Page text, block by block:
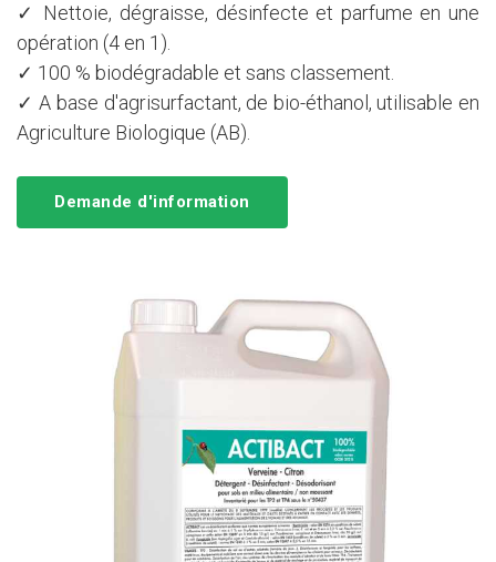
✓ Nettoie, dégraisse, désinfecte et parfume en une
opération (4 en 1).
✓ 100 % biodégradable et sans classement.
✓ A base d'agrisurfactant, de bio-éthanol, utilisable en
Agriculture Biologique (AB).
Demande d'information